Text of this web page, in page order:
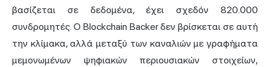
βασίζεται σε δεδομένα, έχει σχεδόν 820.000
συνδρομητές. Ο Blockchain Backer δεν βρίσκεται σε αυτή
την κλίμακα, αλλά μεταξύ των καναλιών με γραφήματα
μεμονωμένων ψηφιακών περιουσιακών στοιχείων,